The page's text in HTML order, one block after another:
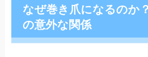
なぜ巻き爪になるの
の意外な関係